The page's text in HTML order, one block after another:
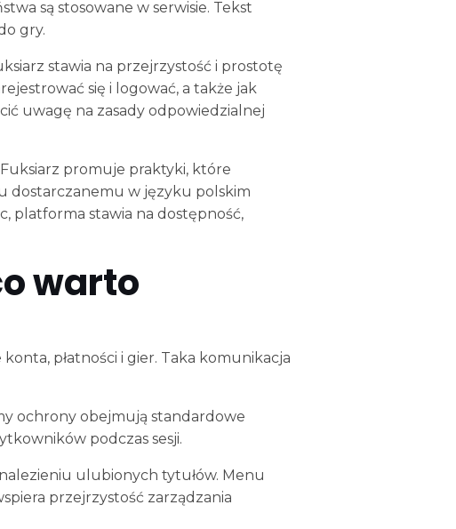
są stosowane w serwisie. Tekst
gry.
stawia na przejrzystość i prostotę
się i logować, a także jak
uwagę na zasady odpowiedzialnej
promuje praktyki, które
dostarczanemu w języku polskim
platforma stawia na dostępność,
warto
płatności i gier. Taka komunikacja
ochrony obejmują standardowe
podczas sesji.
ulubionych tytułów. Menu
przejrzystość zarządzania